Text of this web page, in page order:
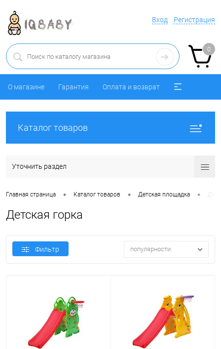
Вход Регистрация
0
О магазине Гарантия Оплата и возврат
Каталог товаров
Уточнить раздел
Главная страница • Каталог товаров • Детская площадка •
Детская горка
Фильтр популярности